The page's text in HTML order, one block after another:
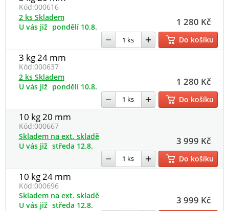
Kód:000616
1 280 Kč
2 ks Skladem
U vás již pondělí 10.8.
Do košíku
3 kg 24 mm
Kód:000637
1 280 Kč
2 ks Skladem
U vás již pondělí 10.8.
Do košíku
10 kg 20 mm
Kód:000667
3 999 Kč
Skladem na ext. skladě
U vás již středa 12.8.
Do košíku
10 kg 24 mm
Kód:000696
3 999 Kč
Skladem na ext. skladě
U vás již středa 12.8.